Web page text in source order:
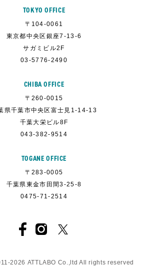
TOKYO OFFICE
〒104-0061
東京都中央区銀座7-13-6
サガミビル2F
03-5776-2490
CHIBA OFFICE
〒260-0015
県千葉市中央区富士見1-14-13
千葉大栄ビル8F
043-382-9514
TOGANE OFFICE
〒283-0005
千葉県東金市田間3-25-8
0475-71-2514
2026 ATTLABO Co.,ltd All rights reserved